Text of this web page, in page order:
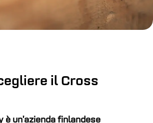
il Cross
è un’azienda finlandese